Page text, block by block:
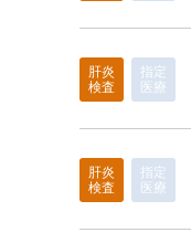
肝炎
検査
指定
医療
肝炎
検査
指定
医療